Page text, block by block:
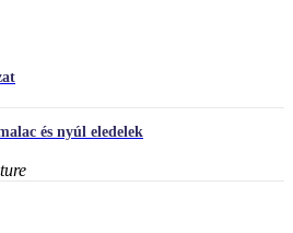
és nyúl eledelek